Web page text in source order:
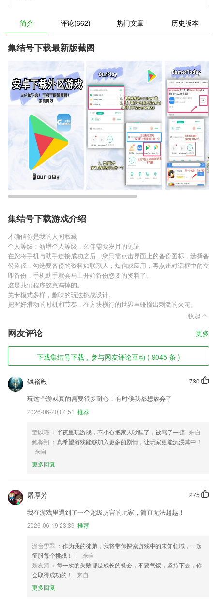
简介 评论(662) 热门文章 历史版本
集结号下载最新版截图
集结号下载游戏介绍
才确信你是我的人间私藏
个人等级：新增个人等级，久伴需要岁月的见证
在您将手机与助手连接成功之后，您只需点击界面上的备份图标，选择备
份路径，勾选要备份的资料如联系人，短信或应用，再点击对话框中的立
即备份，手机助手就会马上开始备份您要的资料了。
这是我们程序故意漏掉的。
关卡模式多样，趣味的玩法挑战设计。
把握好滑动的时机和节奏，在方块横行的世界里碰撞出刺激的火花。
收起
网友评论 更多
下载集结号下载，参与网友评论互动 ( 9045 条 )
730
钱裕毅
玩这个游戏真的需要很多耐心，有时候我都想放弃了
2026-06-20 04:51 推荐
童以瑾 ：半夜里玩游戏，不小心把家人吵醒了，被骂了一顿 来自
鲍桦翔 ：真希望游戏能够加入更多的剧情，让玩家更能沉浸其中！
来自
更多回复
275
屠厚芳
我在游戏里遇到了一个超级厉害的玩家，简直无法超越！
2026-06-19 23:39 推荐
澹台雯翠 ：作为我的徒弟，我将带你探索游戏中的未知领域，一起
征服每个挑战！ ！
来自
聂友清 ：每一次的失败都是成长的机会，不要气馁，坚持下去，你
会取得成功的！
来自
更多回复